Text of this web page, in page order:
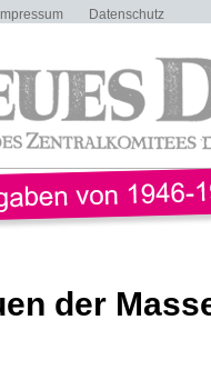
Impressum Datenschutz
der